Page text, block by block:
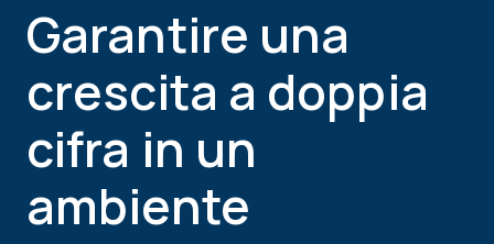
Garantire una
crescita a doppia
cifra in un
ambiente